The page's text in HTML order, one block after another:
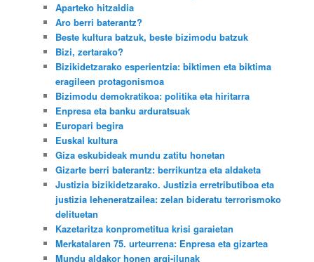
Aparteko hitzaldia
Aro berri baterantz?
Beste kultura batzuk, beste bizimodu batzuk
Bizi, zertarako?
Bizikidetzarako esperientzia: biktimen eta biktima
eragileen protagonismoa
Bizimodu demokratikoa: politika eta hiritarra
Enpresa eta banku arduratsuak
Europari begira
Euskal kultura
Giza eskubideak mundu zatitu honetan
Gizarte berri baterantz: berrikuntza eta aldaketa
Justizia bizikidetzarako. Justizia erretributiboa eta
justizia leheneratzailea: zelan bideratu terrorismoko
delituetan
Kazetaritza konprometitua krisi garaietan
Merkatalaren 75. urteurrena: Enpresa eta gizartea
Mundu aldakor honen argi-ilunak